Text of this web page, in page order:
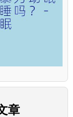
章